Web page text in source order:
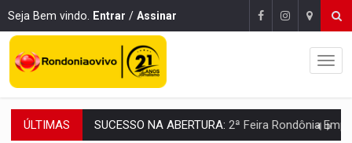
Seja Bem vindo. Entrar / Assinar
ÚLTIMAS SUCESSO NA ABERTURA: 2ª Feira Rondônia Empreendedora segue no Espaço